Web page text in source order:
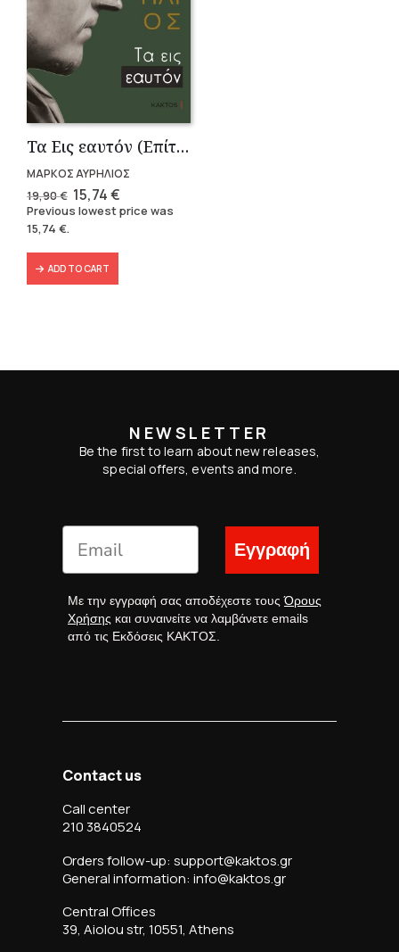
Τα Εις εαυτόν (Επίτομο) – Μάρκος Αυρήλιος
ΜΑΡΚΟΣ ΑΥΡΗΛΙΟΣ
19,90€ Original
price
was:
15,74€Current
price
is:
Previous lowest price was
15,74 €.
ADD TO CART
NEWSLETTER
Be the first to learn about new releases,
special offers, events and more.
Εγγραφή
Με την εγγραφή σας αποδέχεστε τουςΌρους
Χρήσης και συναινείτε να λαμβάνετε emails
από τις Εκδόσεις ΚΑΚΤΟΣ.
Contact us
Call center
210 3840524
Orders follow-up: support@kaktos.gr
General information: info@kaktos.gr
Central Offices
39, Aiolou str, 10551, Athens